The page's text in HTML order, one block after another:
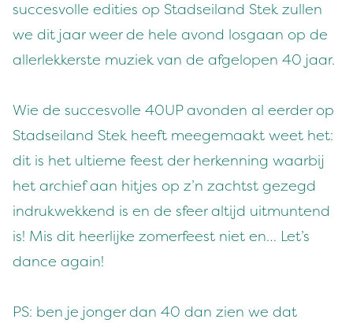
succesvolle edities op Stadseiland Stek zullen
we dit jaar weer de hele avond losgaan op de
allerlekkerste muziek van de afgelopen 40 jaar.
Wie de succesvolle 40UP avonden al eerder op
Stadseiland Stek heeft meegemaakt weet het:
dit is het ultieme feest der herkenning waarbij
het archief aan hitjes op z’n zachtst gezegd
indrukwekkend is en de sfeer altijd uitmuntend
is! Mis dit heerlijke zomerfeest niet en… Let’s
dance again!
PS: ben je jonger dan 40 dan zien we dat